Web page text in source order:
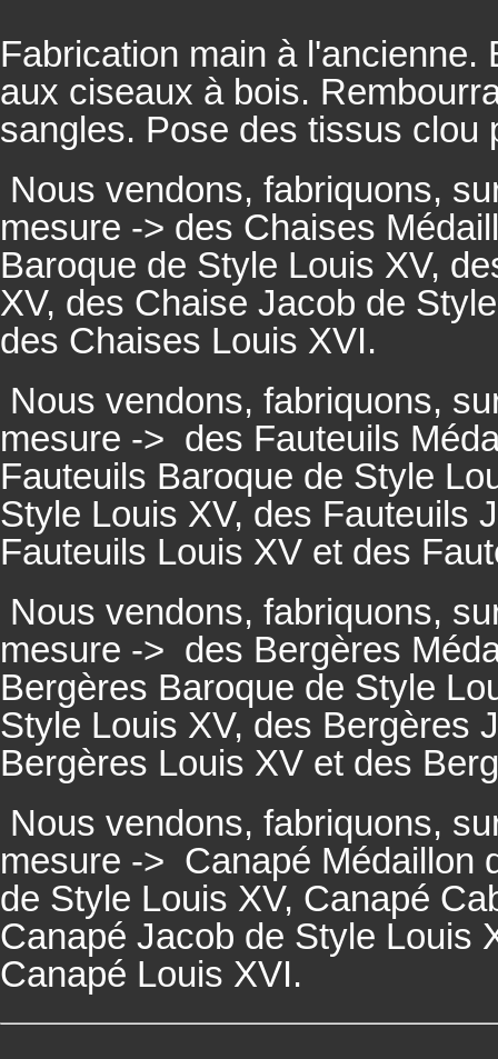
Fabrication main à
aux ciseaux à bois.
sangles. Pose des tissus clou
Nous vendons, fabriquons,
mesure -> des Chaises
Baroque de Style Louis XV,
XV, des Chaise Jacob de
des Chaises Louis XVI.
Nous vendons, fabriquons,
mesure -> des Fauteuils
Fauteuils Baroque de Style
Style Louis XV, des Fauteuils
Fauteuils Louis XV et des
Nous vendons, fabriquons,
mesure -> des Bergères
Bergères Baroque de Style
Style Louis XV, des Bergères
Bergères Louis XV et des
Nous vendons, fabriquons,
mesure -> Canapé Médaillon
de Style Louis XV, Canapé
Canapé Jacob de Style Louis
Canapé Louis XVI.